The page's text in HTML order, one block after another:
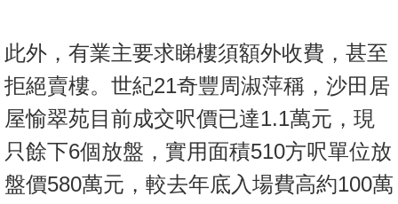
此外，有業主要求睇樓須額外收費，甚至
拒絕賣樓。世紀21奇豐周淑萍稱，沙田居
屋愉翠苑目前成交呎價已達1.1萬元，現
只餘下6個放盤，實用面積510方呎單位放
盤價580萬元，較去年底入場費高約100萬